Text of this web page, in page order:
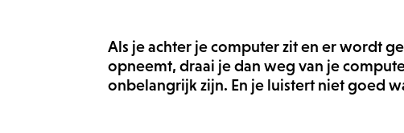
Als je achter je computer zit en er wordt
opneemt, draai je dan weg van je
onbelangrijk zijn. En je luistert niet goed